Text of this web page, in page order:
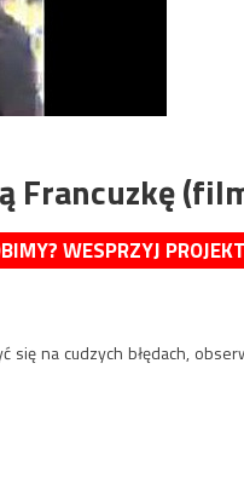
Francuzkę
WESPRZYJ
na cudzych błędach,